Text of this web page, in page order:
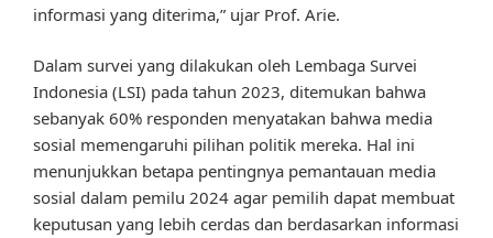
informasi yang diterima,” ujar Prof. Arie.
Dalam survei yang dilakukan oleh Lembaga Survei
Indonesia (LSI) pada tahun 2023, ditemukan bahwa
sebanyak 60% responden menyatakan bahwa media
sosial memengaruhi pilihan politik mereka. Hal ini
menunjukkan betapa pentingnya pemantauan media
sosial dalam pemilu 2024 agar pemilih dapat membuat
keputusan yang lebih cerdas dan berdasarkan informasi